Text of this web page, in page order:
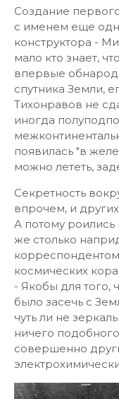
Создание
с именем еще
конструктора -
мало кто знает,
впервые
спутника Земли,
Тихонравов не
иногда
появилась "в
можно лететь,
Секретность
впрочем, и
А потому
же столько
космических
- Якобы для того,
было засечь с
чуть ли не
ничего
совершенно